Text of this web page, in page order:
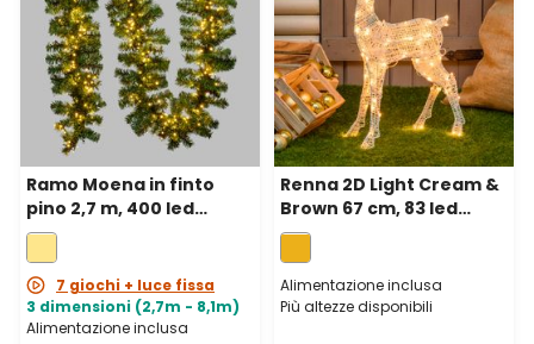
Ramo Moena in finto
pino 2,7 m, 400 led
integrati bianco caldo,
prolungabile
7 giochi + luce fissa
3 dimensioni (2,7m - 8,1m)
Alimentazione inclusa
Renna 2D Light Cream &
Brown 67 cm, 83 led
bianco extra caldo
Alimentazione inclusa
Più altezze disponibili